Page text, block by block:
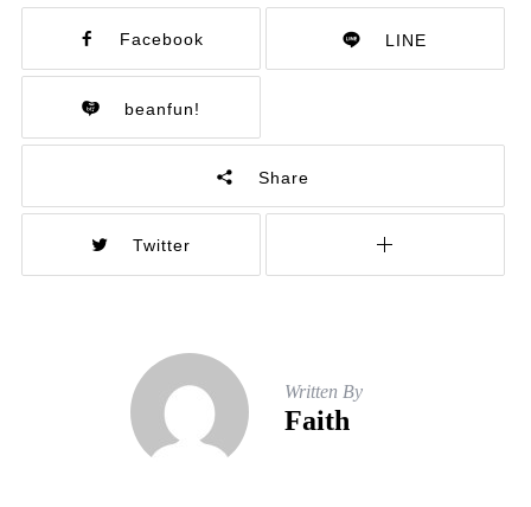
Facebook LINE
beanfun!
Share
Twitter
Written By
Faith